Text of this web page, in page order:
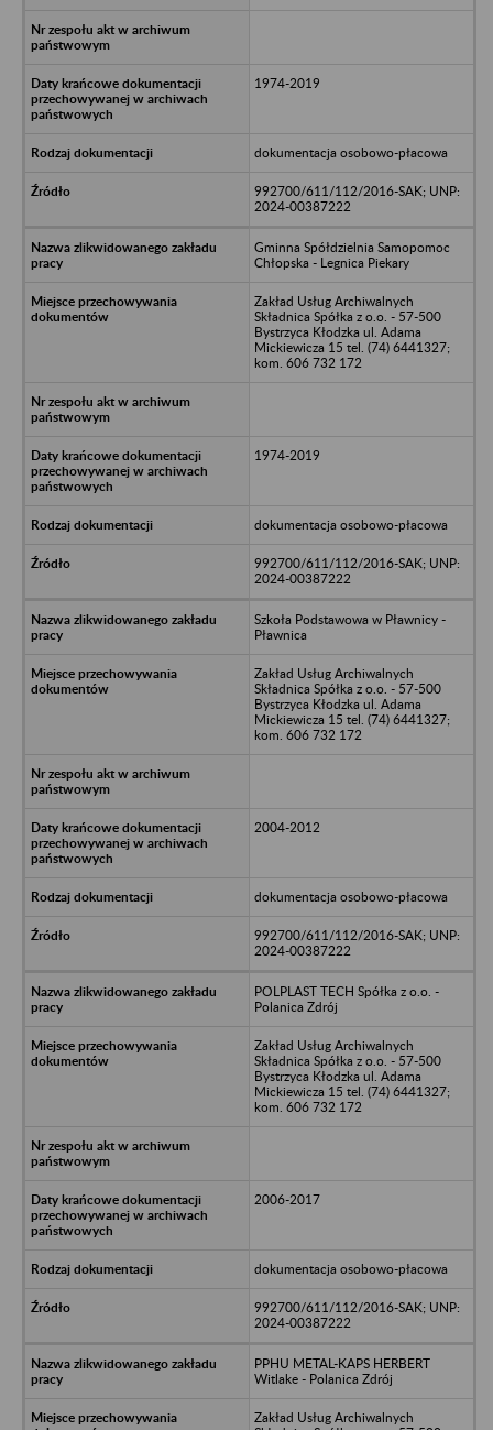
1974-2019
dokumentacja osobowo-płacowa
992700/611/112/2016-SAK; UNP:
2024-00387222
Gminna Spółdzielnia Samopomoc
Chłopska - Legnica Piekary
Zakład Usług Archiwalnych
Składnica Spółka z o.o. - 57-500
Bystrzyca Kłodzka ul. Adama
Mickiewicza 15 tel. (74) 6441327;
kom. 606 732 172
1974-2019
dokumentacja osobowo-płacowa
992700/611/112/2016-SAK; UNP:
2024-00387222
Szkoła Podstawowa w Pławnicy -
Pławnica
Zakład Usług Archiwalnych
Składnica Spółka z o.o. - 57-500
Bystrzyca Kłodzka ul. Adama
Mickiewicza 15 tel. (74) 6441327;
kom. 606 732 172
2004-2012
dokumentacja osobowo-płacowa
992700/611/112/2016-SAK; UNP:
2024-00387222
POLPLAST TECH Spółka z o.o. -
Polanica Zdrój
Zakład Usług Archiwalnych
Składnica Spółka z o.o. - 57-500
Bystrzyca Kłodzka ul. Adama
Mickiewicza 15 tel. (74) 6441327;
kom. 606 732 172
2006-2017
dokumentacja osobowo-płacowa
992700/611/112/2016-SAK; UNP:
2024-00387222
PPHU METAL-KAPS HERBERT
Witlake - Polanica Zdrój
Zakład Usług Archiwalnych